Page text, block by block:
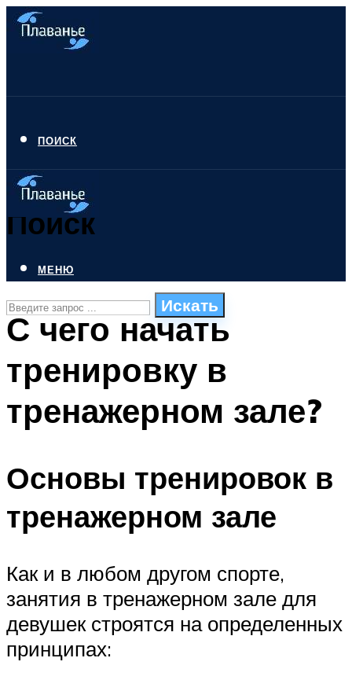
ПОИСК
Поиск
Искать
ПЛАВАНЬЕ ДЛЯ ДЕТЕЙ
БАССЕЙН ДЛЯ ДОМА
МЕНЮ
МЕНЮ
С чего начать
тренировку в
тренажерном зале?
Основы тренировок в
тренажерном зале
Как и в любом другом спорте,
занятия в тренажерном зале для
девушек строятся на определенных
принципах: